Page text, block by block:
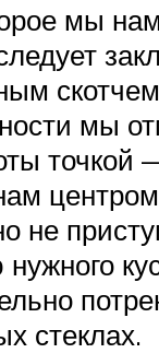
мы
мы
точкой
не
стеклах.